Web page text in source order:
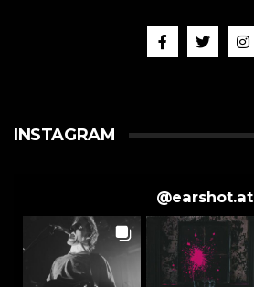
INSTAGRAM
@earshot.at